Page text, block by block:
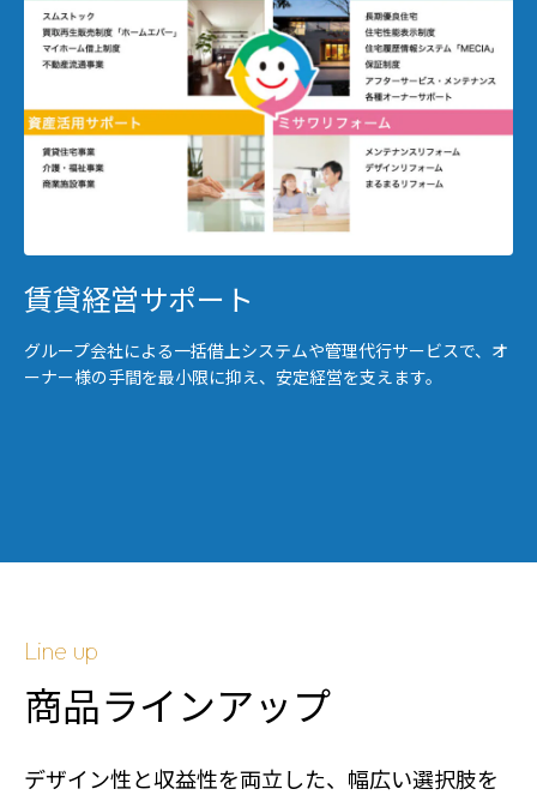
賃貸経営サポート
グループ会社による一括借上システムや管理代行サービスで、オ
ーナー様の手間を最小限に抑え、安定経営を支えます。
Line up
商品ラインアップ
デザイン性と収益性を両立した、幅広い選択肢を